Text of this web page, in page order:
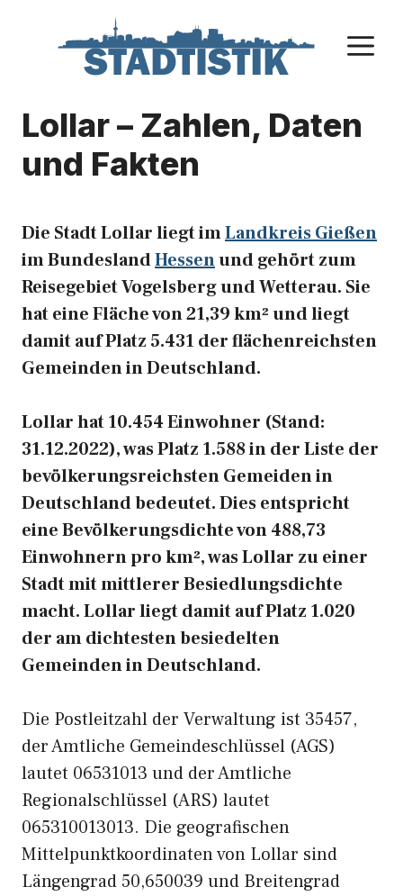
Lollar – Zahlen, Daten
und Fakten
Die Stadt Lollar liegt imLandkreis Gießen
im BundeslandHessenund gehört zum
Reisegebiet Vogelsberg und Wetterau. Sie
hat eine Fläche von 21,39 km² und liegt
damit auf Platz 5.431 der flächenreichsten
Gemeinden in Deutschland.
Lollar hat 10.454 Einwohner (Stand:
31.12.2022), was Platz 1.588 in der Liste der
bevölkerungsreichsten Gemeiden in
Deutschland bedeutet. Dies entspricht
eine Bevölkerungsdichte von 488,73
Einwohnern pro km², was Lollar zu einer
Stadt mit mittlerer Besiedlungsdichte
macht. Lollar liegt damit auf Platz 1.020
der am dichtesten besiedelten
Gemeinden in Deutschland.
Die Postleitzahl der Verwaltung ist 35457,
der Amtliche Gemeindeschlüssel (AGS)
lautet 06531013 und der Amtliche
Regionalschlüssel (ARS) lautet
065310013013. Die geografischen
Mittelpunktkoordinaten von Lollar sind
Längengrad 50,650039 und Breitengrad